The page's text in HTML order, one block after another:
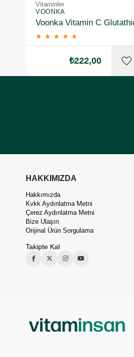
Vitaminler
VOONKA
★ ★ ★ ★ ★
₺222,00
HAKKIMIZDA
Hakkımızda
Kvkk Aydınlatma Metni
Çerez Aydınlatma Metni
Bize Ulaşın
Orijinal Ürün Sorgulama
Takipte Kal